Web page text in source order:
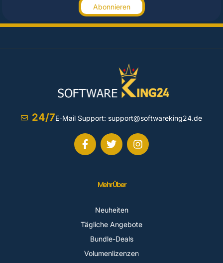
Abonnieren
24/7E-Mail Support: support@softwareking24.de
Mehr Über
Neuheiten
Tägliche Angebote
Bundle-Deals
Volumenlizenzen